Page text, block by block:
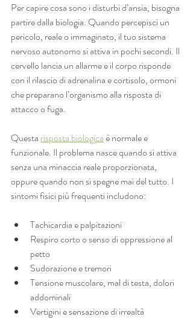
Per capire cosa sono i disturbi d’ansia, bisogna
partire dalla biologia. Quando percepisci un
pericolo, reale o immaginato, il tuo sistema
nervoso autonomo si attiva in pochi secondi. Il
cervello lancia un allarme e il corpo risponde
con il rilascio di adrenalina e cortisolo, ormoni
che preparano l’organismo alla risposta di
attacco o fuga.
Questa risposta biologica è normale e
funzionale. Il problema nasce quando si attiva
senza una minaccia reale proporzionata,
oppure quando non si spegne mai del tutto. I
sintomi fisici più frequenti includono:
Tachicardia e palpitazioni
Respiro corto o senso di oppressione al
petto
Sudorazione e tremori
Tensione muscolare, mal di testa, dolori
addominali
Vertigini e sensazione di irrealtà